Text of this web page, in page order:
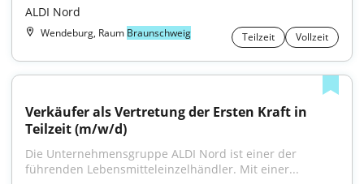
ALDI Nord
Wendeburg, Raum Braunschweig Teilzeit Vollzeit
Verkäufer als Vertretung der Ersten Kraft in
Teilzeit (m/w/d)
Die Unternehmensgruppe ALDI Nord ist einer der
führenden Lebensmitteleinzelhändler. Mit einer...